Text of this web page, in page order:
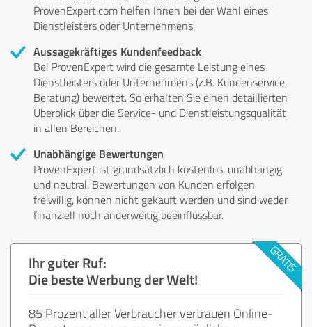
ProvenExpert.com helfen Ihnen bei der Wahl eines
Dienstleisters oder Unternehmens.
Aussagekräftiges Kundenfeedback
Bei ProvenExpert wird die gesamte Leistung eines
Dienstleisters oder Unternehmens (z.B. Kundenservice,
Beratung) bewertet. So erhalten Sie einen detaillierten
Überblick über die Service- und Dienstleistungsqualität
in allen Bereichen.
Unabhängige Bewertungen
ProvenExpert ist grundsätzlich kostenlos, unabhängig
und neutral. Bewertungen von Kunden erfolgen
freiwillig, können nicht gekauft werden und sind weder
finanziell noch anderweitig beeinflussbar.
Ihr guter Ruf:
Die beste Werbung der Welt!
85 Prozent aller Verbraucher vertrauen Online-